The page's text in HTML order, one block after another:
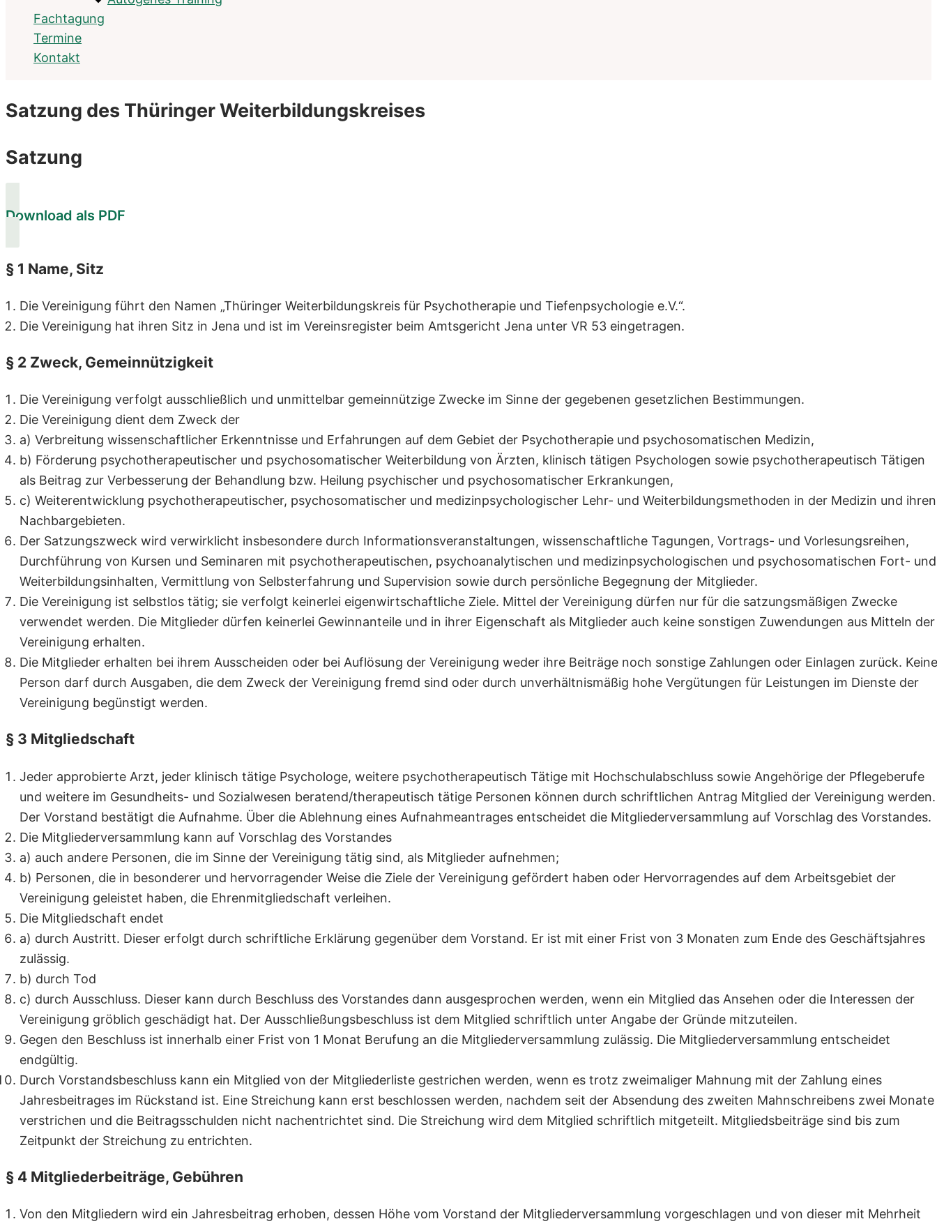
Fachtagung
Termine
Kontakt
Satzung des Thüringer Weiterbildungskreises
Satzung
Download als PDF
§ 1 Name, Sitz
Die Vereinigung führt den Namen „Thüringer Weiterbildungskreis für Psychotherapie und Tiefenpsychologie e.V.“.
Die Vereinigung hat ihren Sitz in Jena und ist im Vereinsregister beim Amtsgericht Jena unter VR 53 eingetragen.
§ 2 Zweck, Gemeinnützigkeit
Die Vereinigung verfolgt ausschließlich und unmittelbar gemeinnützige Zwecke im Sinne der gegebenen gesetzlichen Bestimmungen.
Die Vereinigung dient dem Zweck der
a) Verbreitung wissenschaftlicher Erkenntnisse und Erfahrungen auf dem Gebiet der Psychotherapie und psychosomatischen Medizin,
b) Förderung psychotherapeutischer und psychosomatischer Weiterbildung von Ärzten, klinisch tätigen Psychologen sowie psychotherapeutisch Tätigen
als Beitrag zur Verbesserung der Behandlung bzw. Heilung psychischer und psychosomatischer Erkrankungen,
c) Weiterentwicklung psychotherapeutischer, psychosomatischer und medizinpsychologischer Lehr- und Weiterbildungsmethoden in der Medizin und ihren
Nachbargebieten.
Der Satzungszweck wird verwirklicht insbesondere durch Informationsveranstaltungen, wissenschaftliche Tagungen, Vortrags- und Vorlesungsreihen,
Durchführung von Kursen und Seminaren mit psychotherapeutischen, psychoanalytischen und medizinpsychologischen und psychosomatischen Fort- und
Weiterbildungsinhalten, Vermittlung von Selbsterfahrung und Supervision sowie durch persönliche Begegnung der Mitglieder.
Die Vereinigung ist selbstlos tätig; sie verfolgt keinerlei eigenwirtschaftliche Ziele. Mittel der Vereinigung dürfen nur für die satzungsmäßigen Zwecke
verwendet werden. Die Mitglieder dürfen keinerlei Gewinnanteile und in ihrer Eigenschaft als Mitglieder auch keine sonstigen Zuwendungen aus Mitteln der
Vereinigung erhalten.
Die Mitglieder erhalten bei ihrem Ausscheiden oder bei Auflösung der Vereinigung weder ihre Beiträge noch sonstige Zahlungen oder Einlagen zurück. Keine
Person darf durch Ausgaben, die dem Zweck der Vereinigung fremd sind oder durch unverhältnismäßig hohe Vergütungen für Leistungen im Dienste der
Vereinigung begünstigt werden.
§ 3 Mitgliedschaft
Jeder approbierte Arzt, jeder klinisch tätige Psychologe, weitere psychotherapeutisch Tätige mit Hochschulabschluss sowie Angehörige der Pflegeberufe
und weitere im Gesundheits- und Sozialwesen beratend/therapeutisch tätige Personen können durch schriftlichen Antrag Mitglied der Vereinigung werden.
Der Vorstand bestätigt die Aufnahme. Über die Ablehnung eines Aufnahmeantrages entscheidet die Mitgliederversammlung auf Vorschlag des Vorstandes.
Die Mitgliederversammlung kann auf Vorschlag des Vorstandes
a) auch andere Personen, die im Sinne der Vereinigung tätig sind, als Mitglieder aufnehmen;
b) Personen, die in besonderer und hervorragender Weise die Ziele der Vereinigung gefördert haben oder Hervorragendes auf dem Arbeitsgebiet der
Vereinigung geleistet haben, die Ehrenmitgliedschaft verleihen.
Die Mitgliedschaft endet
a) durch Austritt. Dieser erfolgt durch schriftliche Erklärung gegenüber dem Vorstand. Er ist mit einer Frist von 3 Monaten zum Ende des Geschäftsjahres
zulässig.
b) durch Tod
c) durch Ausschluss. Dieser kann durch Beschluss des Vorstandes dann ausgesprochen werden, wenn ein Mitglied das Ansehen oder die Interessen der
Vereinigung gröblich geschädigt hat. Der Ausschließungsbeschluss ist dem Mitglied schriftlich unter Angabe der Gründe mitzuteilen.
Gegen den Beschluss ist innerhalb einer Frist von 1 Monat Berufung an die Mitgliederversammlung zulässig. Die Mitgliederversammlung entscheidet
endgültig.
Durch Vorstandsbeschluss kann ein Mitglied von der Mitgliederliste gestrichen werden, wenn es trotz zweimaliger Mahnung mit der Zahlung eines
Jahresbeitrages im Rückstand ist. Eine Streichung kann erst beschlossen werden, nachdem seit der Absendung des zweiten Mahnschreibens zwei Monate
verstrichen und die Beitragsschulden nicht nachentrichtet sind. Die Streichung wird dem Mitglied schriftlich mitgeteilt. Mitgliedsbeiträge sind bis zum
Zeitpunkt der Streichung zu entrichten.
§ 4 Mitgliederbeiträge, Gebühren
Von den Mitgliedern wird ein Jahresbeitrag erhoben, dessen Höhe vom Vorstand der Mitgliederversammlung vorgeschlagen und von dieser mit Mehrheit